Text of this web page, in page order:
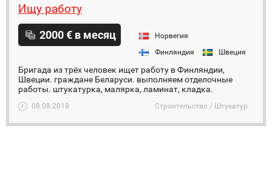
Ищу работу
2000 € в месяц
Норвегия
Финляндия
Швеция
Бригада из трёх человек ищет работу в Финляндии,
Швеции. граждане Беларуси. выполняем отделочные
работы. штукатурка, малярка, ламинат, кладка.
08.08.2018 Строительство / Штукатур